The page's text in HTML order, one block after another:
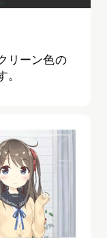
リーン色の